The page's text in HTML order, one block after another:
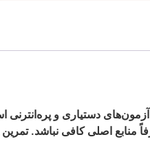
دستیاری و
اصلی کافی نباشد.